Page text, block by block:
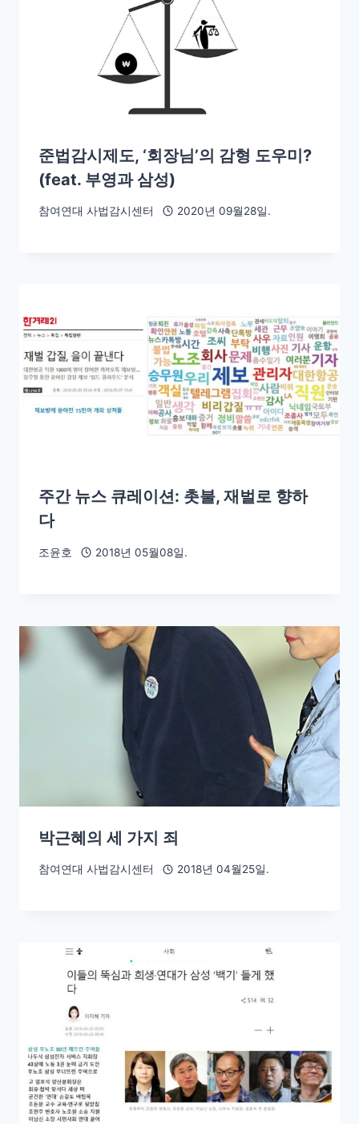
준법감시제도, ‘회장님’의 감형 도우미?
(feat. 부영과 삼성)
참여연대 사법감시센터 2020년 09월28일.
주간 뉴스 큐레이션: 촛불, 재벌로 향하
다
조윤호 2018년 05월08일.
박근혜의 세 가지 죄
참여연대 사법감시센터 2018년 04월25일.